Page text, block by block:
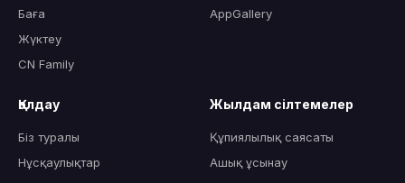
Баға
Жүктеу
CN Family
AppGallery
Қолдау
Біз туралы
Нұсқаулықтар
Жылдам сілтемелер
Құпиялылық саясаты
Ашық ұсынау